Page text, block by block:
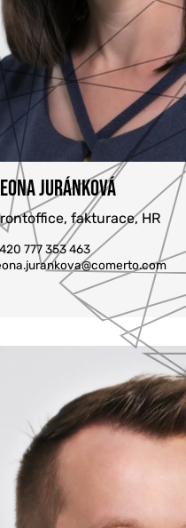
JURÁNKOVÁ
fakturace, HR
777 353 463